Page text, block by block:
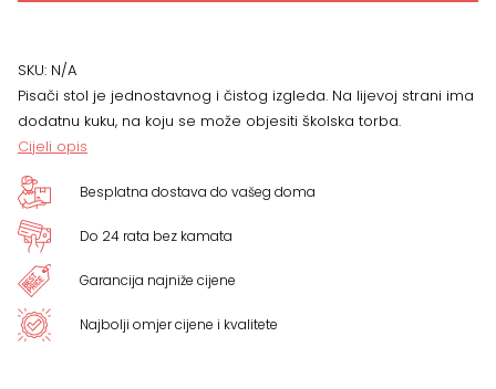
SKU: N/A
Pisači stol je jednostavnog i čistog izgleda. Na lijevoj strani ima
dodatnu kuku, na koju se može objesiti školska torba.
Cijeli opis
Besplatna dostava do vašeg doma
Do 24 rata bez kamata
Garancija najniže cijene
Najbolji omjer cijene i kvalitete